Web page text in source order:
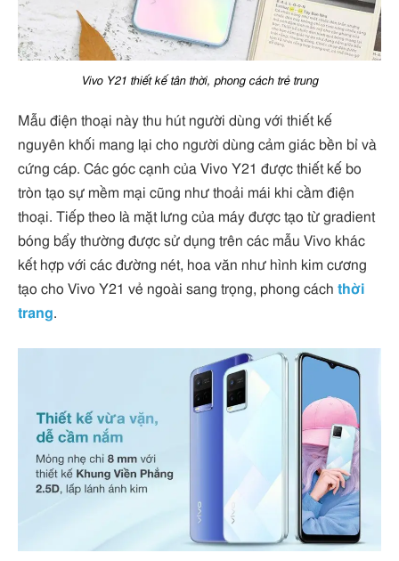
Vivo Y21 thiết kế tân thời, phong cách trẻ trung
Mẫu điện thoại này thu hút người dùng với thiết kế
nguyên khối mang lại cho người dùng cảm giác bền bỉ và
cứng cáp. Các góc cạnh của Vivo Y21 được thiết kế bo
tròn tạo sự mềm mại cũng như thoải mái khi cầm điện
thoại. Tiếp theo là mặt lưng của máy được tạo từ gradient
bóng bẩy thường được sử dụng trên các mẫu Vivo khác
kết hợp với các đường nét, hoa văn như hình kim cương
tạo cho Vivo Y21 vẻ ngoài sang trọng, phong cách thời
trang.